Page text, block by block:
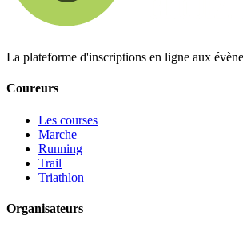
La plateforme d'inscriptions en ligne aux
Coureurs
Les courses
Marche
Running
Trail
Triathlon
Organisateurs